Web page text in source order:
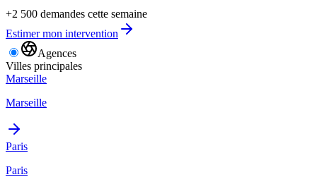
+2 500 demandes cette semaine
Estimer mon intervention
Agences
Villes principales
Marseille
Marseille
Paris
Paris